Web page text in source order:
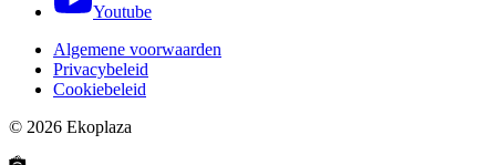
Youtube
Algemene voorwaarden
Privacybeleid
Cookiebeleid
© 2026 Ekoplaza